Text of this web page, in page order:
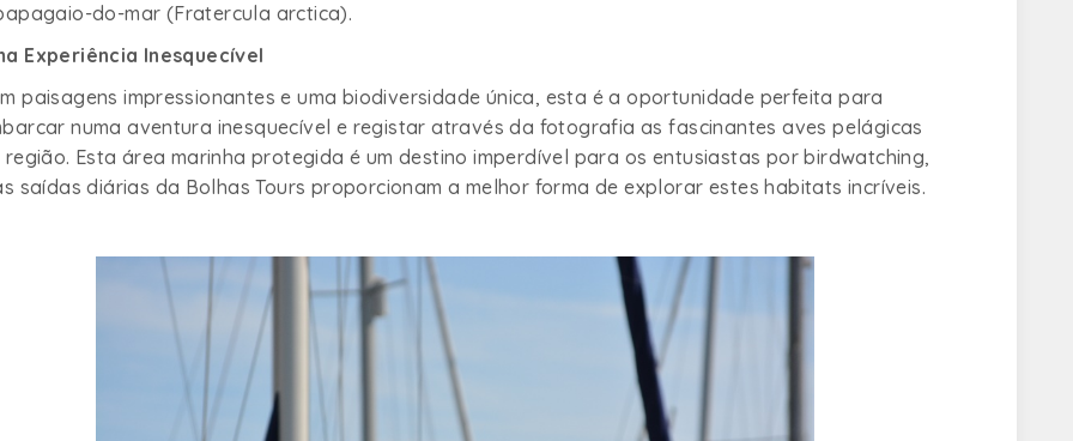
do-mar (Fratercula arctica).
Experiência Inesquecível
paisagens impressionantes e uma biodiversidade única, esta é a oportunidade perfeita para
numa aventura inesquecível e registar através da fotografia as fascinantes aves pelágicas
região. Esta área marinha protegida é um destino imperdível para os entusiastas por birdwatching,
saídas diárias da Bolhas Tours proporcionam a melhor forma de explorar estes habitats incríveis.